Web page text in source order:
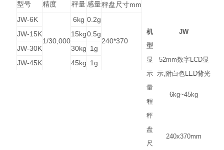
型号
精度 秤量 感量秤盘尺寸mm
JW-6K
1/30,000
6kg 0.2g
240*370
JW-15K 15kg0.5g
JW-30K
30kg 1g
JW-45K
45kg 1g
机
型
JW
显
示
52mm数字LCD显
示,附白色LED背光
量
程
6kg~45kg
秤
盘
尺
240x370mm